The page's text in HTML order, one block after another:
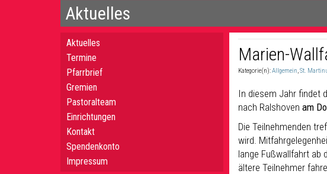
Aktuelles
Marien-
Kategorie(n):Allgemein,St.
In diesem Jahr findet
nach Ralshoven am
Die Teilnehmenden
wird.
lange Fußwallfahrt ab
ältere Teilnehmer
Aktuelles
Termine
Pfarrbrief
Gremien
Pastoralteam
Einrichtungen
Kontakt
Spendenkonto
Impressum